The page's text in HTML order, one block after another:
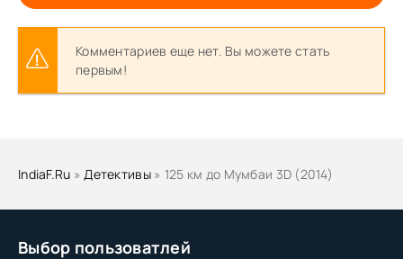
Выбор пользоватлей
Комментариев еще нет. Вы можете стать
первым!
IndiaF.Ru » Детективы» 125 км до Мумбаи 3D (2014)